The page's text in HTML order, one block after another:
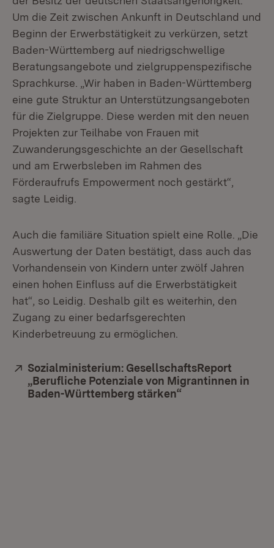
Um die Zeit zwischen Ankunft in Deutschland und
Beginn der Erwerbstätigkeit zu verkürzen, setzt
Baden-Württemberg auf niedrigschwellige
Beratungsangebote und zielgruppenspezifische
Sprachkurse. „Wir haben in Baden-Württemberg
eine gute Struktur an Unterstützungsangeboten
für die Zielgruppe. Diese werden mit den neuen
Projekten zur Teilhabe von Frauen mit
Zuwanderungsgeschichte an der Gesellschaft
und am Erwerbsleben im Rahmen des
Förderaufrufs Empowerment noch gestärkt“,
sagte Leidig.
Auch die familiäre Situation spielt eine Rolle. „Die
Auswertung der Daten bestätigt, dass auch das
Vorhandensein von Kindern unter zwölf Jahren
einen hohen Einfluss auf die Erwerbstätigkeit
hat“, so Leidig. Deshalb gilt es weiterhin, den
Zugang zu einer bedarfsgerechten
Kinderbetreuung zu ermöglichen.
Extern:
Sozialministerium: GesellschaftsReport
„Berufliche Potenziale von Migrantinnen in
Baden-Württemberg stärken“